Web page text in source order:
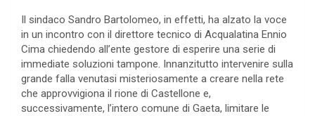
Il sindaco Sandro Bartolomeo, in effetti, ha alzato la voce
in un incontro con il direttore tecnico di Acqualatina Ennio
Cima chiedendo all’ente gestore di esperire una serie di
immediate soluzioni tampone. Innanzitutto intervenire sulla
grande falla venutasi misteriosamente a creare nella rete
che approvvigiona il rione di Castellone e,
successivamente, l’intero comune di Gaeta, limitare le